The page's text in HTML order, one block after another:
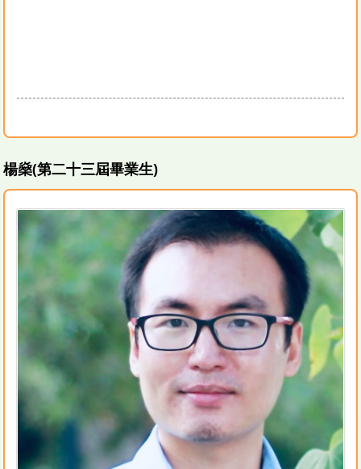
楊燊(第二十三屆畢業生)